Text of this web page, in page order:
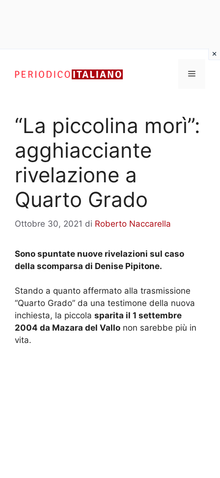
contenuto
Menu
“La piccolina morì”:
agghiacciante
rivelazione a
Quarto Grado
Ottobre 30, 2021 di Roberto Naccarella
Sono spuntate nuove rivelazioni sul caso
della scomparsa di Denise Pipitone.
Stando a quanto affermato alla trasmissione
“Quarto Grado” da una testimone della nuova
inchiesta, la piccola sparita il 1 settembre
2004 da Mazara del Vallo non sarebbe più in
vita.